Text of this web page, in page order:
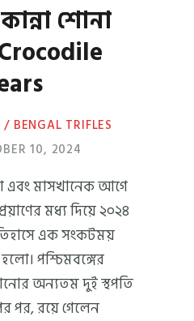
শোনা
BENGAL TRIFLES
10, 2024
এবং মাসখানেক আগে
মধ্য দিয়ে ২০২৪
এক সংকটময়
পশ্চিমবঙ্গের
অন্যতম দুই স্থপতি
পর, রয়ে গেলেন